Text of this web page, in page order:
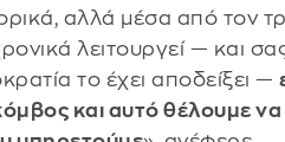
αλλά μέσα από τον
λειτουργεί — και
το έχει αποδείξει —
και αυτό θέλουμε